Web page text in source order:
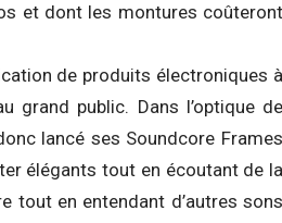
et dont les montures coûteront
de produits électroniques à
grand public. Dans l’optique de
lancé ses Soundcore Frames
élégants tout en écoutant de la
tout en entendant d’autres sons